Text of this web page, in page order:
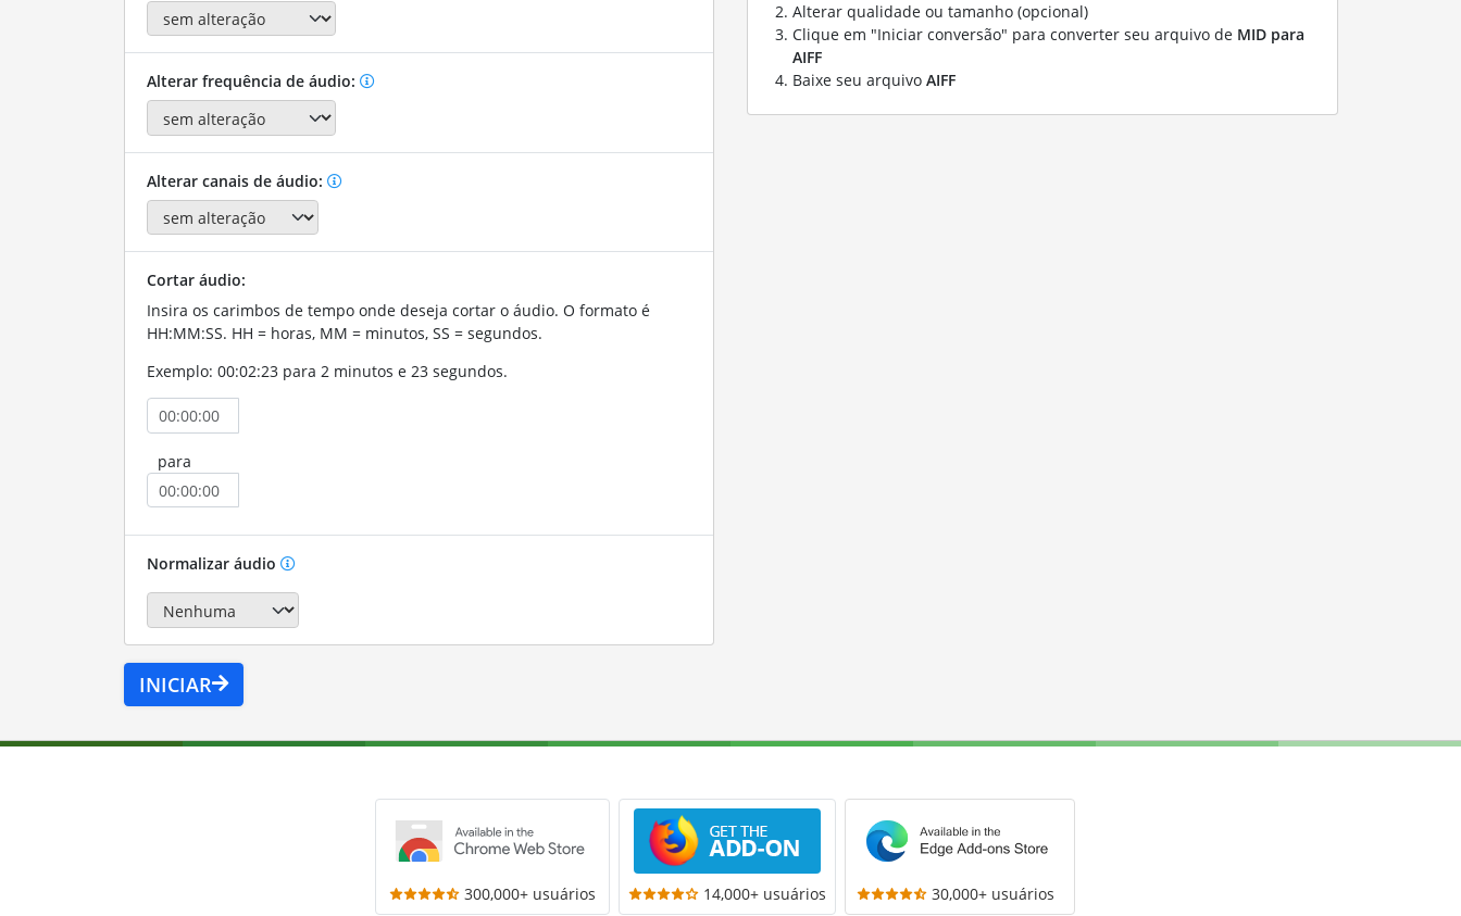
Alterar frequência de áudio:
Alterar canais de áudio:
Cortar áudio:
Insira os carimbos de tempo onde deseja cortar o áudio. O formato é
HH:MM:SS. HH = horas, MM = minutos, SS = segundos.
Exemplo: 00:02:23 para 2 minutos e 23 segundos.
para
Normalizar áudio
INICIAR
Alterar qualidade ou tamanho (opcional)
Clique em "Iniciar conversão" para converter seu arquivo de MID para
AIFF
Baixe seu arquivo AIFF
300,000+ usuários 14,000+ usuários 30,000+ usuários